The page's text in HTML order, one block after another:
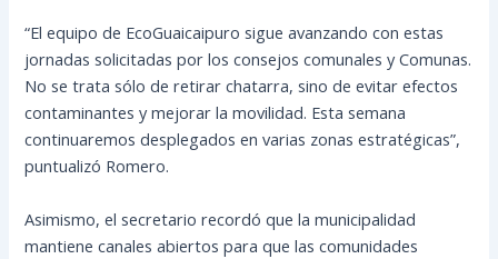
“El equipo de EcoGuaicaipuro sigue avanzando con estas
jornadas solicitadas por los consejos comunales y Comunas.
No se trata sólo de retirar chatarra, sino de evitar efectos
contaminantes y mejorar la movilidad. Esta semana
continuaremos desplegados en varias zonas estratégicas”,
puntualizó Romero.
Asimismo, el secretario recordó que la municipalidad
mantiene canales abiertos para que las comunidades